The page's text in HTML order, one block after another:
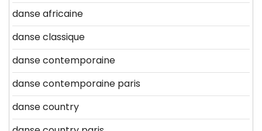
danse africaine
danse classique
danse contemporaine
danse contemporaine paris
danse country